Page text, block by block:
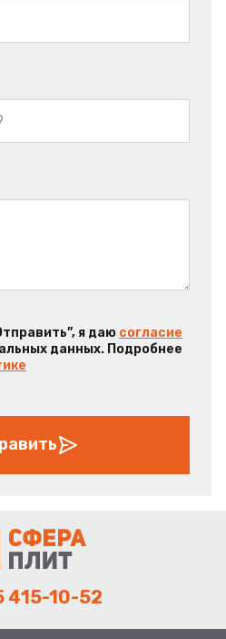
я даю согласие
данных. Подробнее
415-10-52